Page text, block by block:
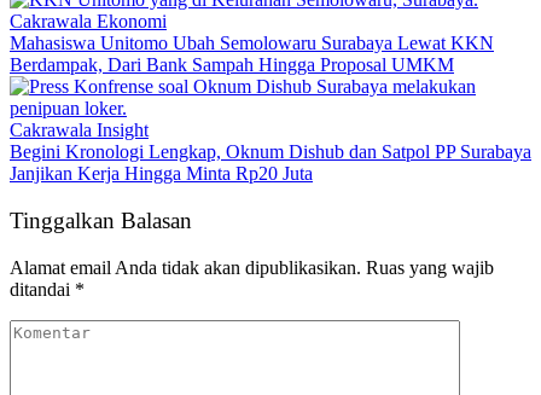
Cakrawala Ekonomi
Mahasiswa Unitomo Ubah Semolowaru Surabaya Lewat KKN
Berdampak, Dari Bank Sampah Hingga Proposal UMKM
Cakrawala Insight
Begini Kronologi Lengkap, Oknum Dishub dan Satpol PP Surabaya
Janjikan Kerja Hingga Minta Rp20 Juta
Tinggalkan Balasan
Alamat email Anda tidak akan dipublikasikan. Ruas yang wajib
ditandai *